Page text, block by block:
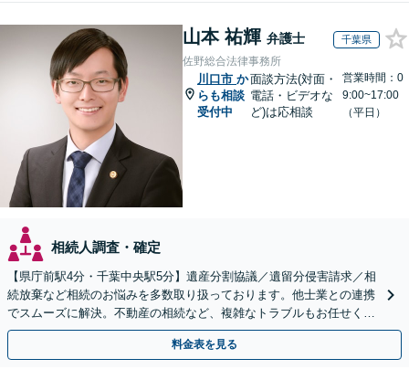
山本 祐輝 弁護士 千葉県
佐野総合法律事務所
川口市 か
らも相談
受付中
面談方法(対面・
電話・ビデオな
ど)は応相談
営業時間：0
9:00~17:00
（平日）
相続人調査・確定
【県庁前駅4分・千葉中央駅5分】遺産分割協議／遺留分侵害請求／相
続放棄など相続のお悩みを多数取り扱っております。他士業との連携
でスムーズに解決。不動産の相続など、複雑なトラブルもお任せくだ
さい。【初回面談相談30分無料】
料金表を見る